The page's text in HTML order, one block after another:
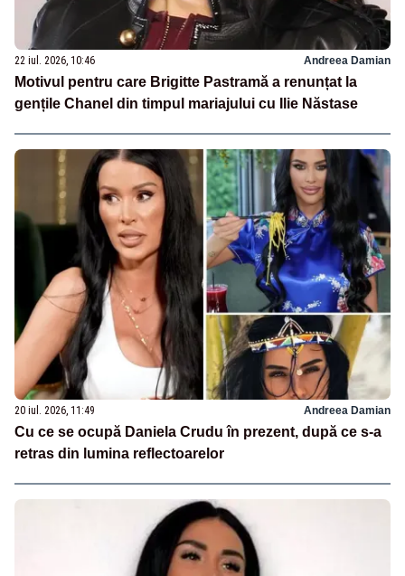
22 iul. 2026, 10:46 Andreea Damian
Motivul pentru care Brigitte Pastramă a renunțat la
gențile Chanel din timpul mariajului cu Ilie Năstase
20 iul. 2026, 11:49 Andreea Damian
Cu ce se ocupă Daniela Crudu în prezent, după ce s-a
retras din lumina reflectoarelor